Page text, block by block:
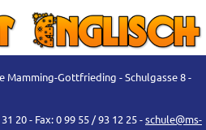
Mamming-Gottfrieding - Schulgasse 8 -
20 - Fax: 0 99 55 / 93 12 25 -schule@ms-